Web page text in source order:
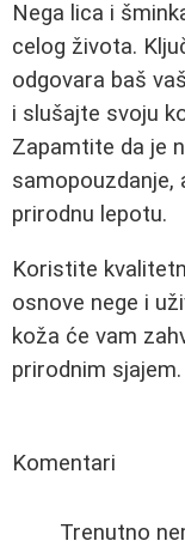
Nega lica i
celog života.
odgovara baš
i slušajte svoju
Zapamtite da je
samopouzdanje,
prirodnu lepotu.
Koristite
osnove nege i
koža će vam
prirodnim sjajem.
Komentari
Trenutno